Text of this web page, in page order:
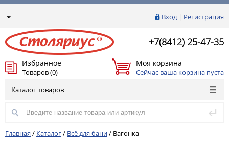
Вход| Регистрация
+7(8412) 25-47-35
Избранное
Товаров (0)
Моя корзина
Сейчас ваша корзина пуста
Каталог товаров
Главная / Каталог/ Всё для бани/ Вагонка